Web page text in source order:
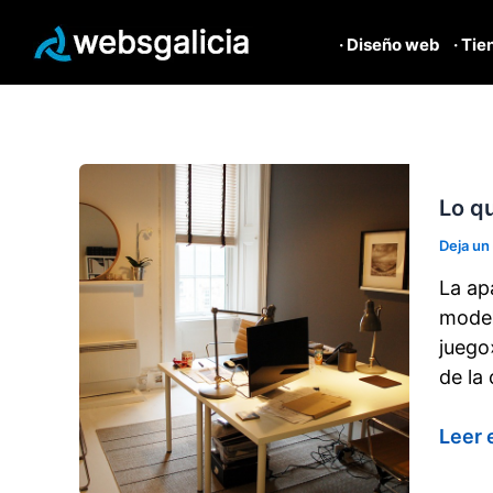
· Diseño web ·
Lo
Deja
La
de la
Lo
Leer